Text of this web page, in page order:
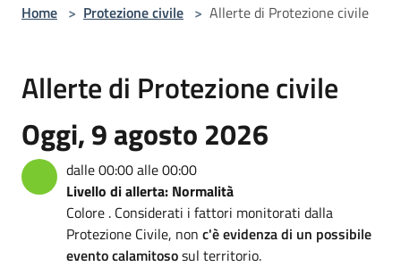
Home > Protezione civile > Allerte di Protezione civile
Allerte di Protezione civile
Oggi, 9 agosto 2026
dalle 00:00 alle 00:00
Livello di allerta: Normalità
Colore . Considerati i fattori monitorati dalla
Protezione Civile, non c'è evidenza di un possibile
evento calamitososul territorio.